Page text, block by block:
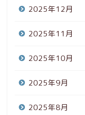
2025年12月
2025年11月
2025年10月
2025年9月
2025年8月